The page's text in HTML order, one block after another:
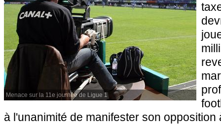
Menace sur la 11e journée de Ligue 1
à l'unanimité de manifester son opposition